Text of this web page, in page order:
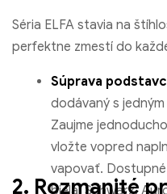
Séria ELFA stavia na
perfektne zmestí do
Súprava
dodávaný s jedným
Zaujme
vložte vopred
vapovať.
2. Rozmanité